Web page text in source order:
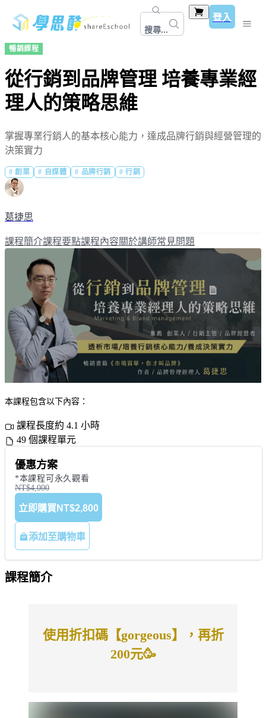
搜尋...
登入
暢銷課程
從行銷到品牌管理 培養專業經
理人的策略思維
掌握專業行銷人的基本核心能力，達成品牌行銷與經營管理的
決策實力
#創業 # 自媒體 # 品牌行銷 #行銷
葛捷思
課程簡介課程要點課程內容關於講師常見問題
本課程包含以下內容：
課程長度約 4.1 小時
49 個課程單元
優惠方案
*本課程可永久觀看
NT$4,000
立即購買 NT$2,800
添加至購物車
課程簡介
使用折扣碼【gorgeous】，再折
200元🥳